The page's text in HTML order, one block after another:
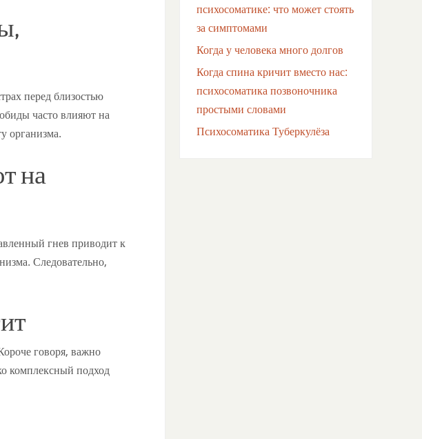
перед близостью
часто влияют на
организма.
на
гнев приводит к
Следовательно,
говоря, важно
комплексный подход
психосоматике: что может стоять
за симптомами
Когда у человека много долгов
Когда спина кричит вместо нас:
психосоматика позвоночника
простыми словами
Психосоматика Туберкулёза